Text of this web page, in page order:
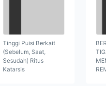
Tinggi Puisi Berkait
(Sebelum, Saat,
Sesudah) Ritus
Katarsis